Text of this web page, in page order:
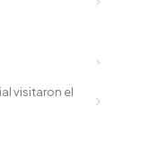
visitaron el